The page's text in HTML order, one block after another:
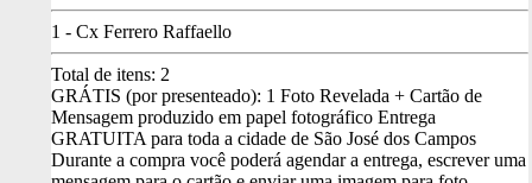
1 - Cx Ferrero Raffaello
Total de itens: 2
GRÁTIS (por presenteado): 1 Foto Revelada + Cartão de
Mensagem produzido em papel fotográfico Entrega
GRATUITA para toda a cidade de São José dos Campos
Durante a compra você poderá agendar a entrega, escrever uma